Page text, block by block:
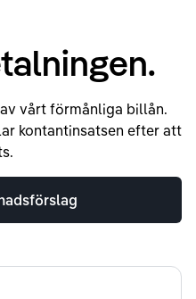
vårt förmånliga billån.
kontantinsatsen efter att